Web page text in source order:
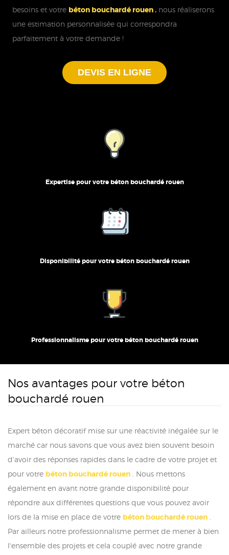
besoins et votre béton bouchardé rouen,nous réaliserons
une estimation personnalisée qui correspondra
parfaitement à votre demande !
DEVIS EN LIGNE
Expertise pour votre béton bouchardé rouen
Disponibilité pour votre béton bouchardé rouen
Professionnalisme pour votre béton bouchardé rouen
Nos avantages pour votre béton
bouchardé rouen
Expert béton décoratif mise sur une réactivité inégalée sur le
marché car nous savons que vous avez bien souvent besoin
d'avoir des réponses rapides dans le cadre de votre projet et
pour votre béton bouchardé rouen . Nous mettons
également en avant notre grande disponibilité pour
répondre aux différentes questions que vous pouvez avoir
lors de la mise en place de votre béton bouchardé rouen
Par ailleurs notre professionnalisme permet de mener à bien
l'ensemble des projets et cela couplé avec notre grande